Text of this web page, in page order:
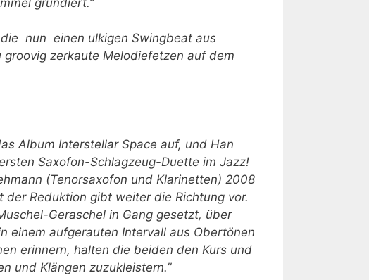
nun einen ulkigen Swingbeat aus
zerkaute Melodiefetzen auf dem
Album Interstellar Space auf, und Han
Saxofon-Schlagzeug-Duette im Jazz!
(Tenorsaxofon und Klarinetten) 2008
Reduktion gibt weiter die Richtung vor.
Geraschel in Gang gesetzt, über
einem aufgerauten Intervall aus Obertönen
erinnern, halten die beiden den Kurs und
und Klängen zuzukleistern.”